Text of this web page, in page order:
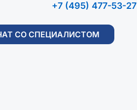
+7 (495) 477-53-27
СО СПЕЦИАЛИСТОМ